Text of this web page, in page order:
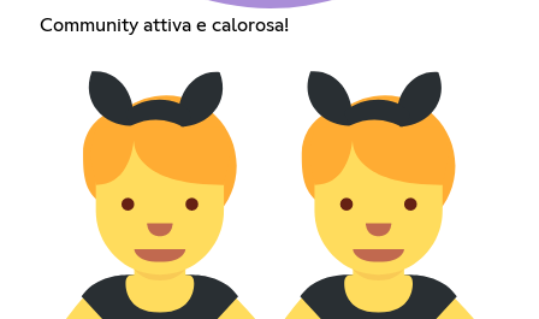
Community attiva e calorosa!